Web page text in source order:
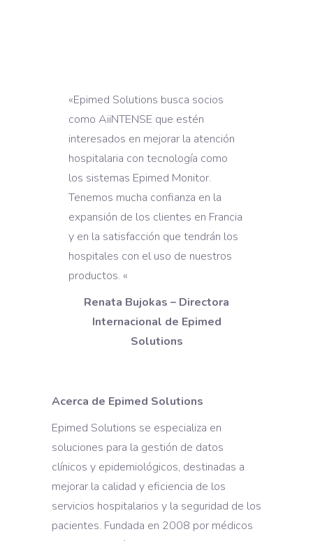
«Epimed Solutions busca socios
como AiiNTENSE que estén
interesados en mejorar la atención
hospitalaria con tecnología como
los sistemas Epimed Monitor.
Tenemos mucha confianza en la
expansión de los clientes en Francia
y en la satisfacción que tendrán los
hospitales con el uso de nuestros
productos. «
Renata Bujokas – Directora
Internacional de Epimed
Solutions
Acerca de Epimed Solutions
Epimed Solutions se especializa en
soluciones para la gestión de datos
clínicos y epidemiológicos, destinadas a
mejorar la calidad y eficiencia de los
servicios hospitalarios y la seguridad de los
pacientes. Fundada en 2008 por médicos